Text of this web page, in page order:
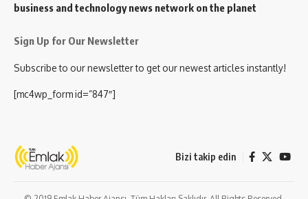
business and technology news network on the planet
Sign Up for Our Newsletter
Subscribe to our newsletter to get our newest articles instantly!
[mc4wp_form id=”847″]
Bizi takip edin